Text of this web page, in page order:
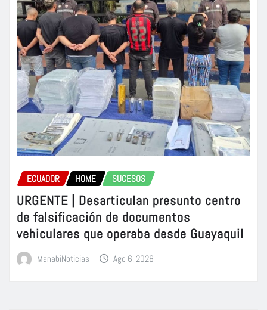
ECUADOR HOME SUCESOS
URGENTE | Desarticulan presunto centro
de falsificación de documentos
vehiculares que operaba desde Guayaquil
ManabiNoticias Ago 6, 2026